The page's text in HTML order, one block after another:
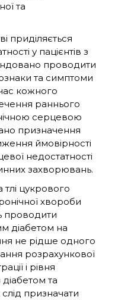
та
приділяється
у пацієнтів з
проводити
та симптоми
кожного
раннього
серцевою
призначення
ймовірності
недостатності
захворювань.
цукрового
хвороби
проводити
діабетом на
не рідше одного
розрахункової
і рівня
діабетом та
призначати